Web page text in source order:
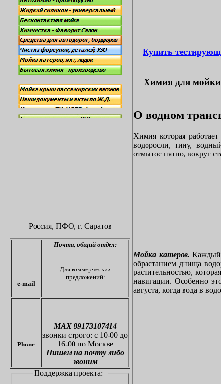
Россия, ПФО, г. Саратов
e-mail
Почта, общий отдел:
Для коммерческих
предложений:
Phone
МАХ 89173107414
звонки строго: с 10-00 до
16-00 по Москве
Пишем на почту либо
звоним
Поддержка проекта:
Купить
Химия для мойки
О водном
Химия которая
водоросли, тину,
отмытое пятно, вокруг
Мойка катеров. Каждый
обрастанием днища
растительностью,
навигации. Особенно
августа, когда вода в